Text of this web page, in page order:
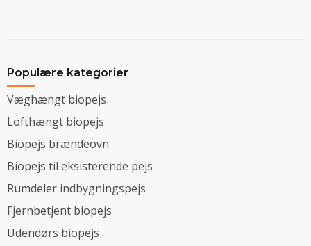
Populære kategorier
Væghængt biopejs
Lofthængt biopejs
Biopejs brændeovn
Biopejs til eksisterende pejs
Rumdeler indbygningspejs
Fjernbetjent biopejs
Udendørs biopejs